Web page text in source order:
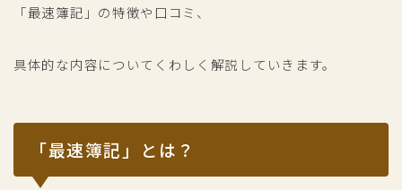
「最速簿記」の特徴や口コミ、
具体的な内容についてくわしく解説していきます。
「最速簿記」とは？